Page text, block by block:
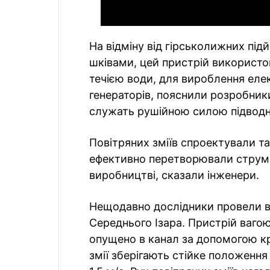
На відміну від гірськолижних
шківами, цей пристрій
течією води, для вироблення
генераторів, пояснили
служать рушійною силою
Повітряних зміїв спроектували
ефективно перетворювали
виробництві, сказали інженери.
Нещодавно дослідники провели
Середнього Ізара. Пристрій
опущено в канал за допомогою
змії зберігають стійке